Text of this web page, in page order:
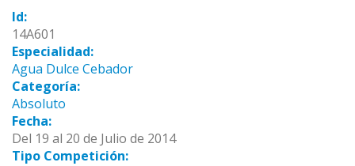
Id:
14A601
Especialidad:
Agua Dulce Cebador
Categoría:
Absoluto
Fecha:
Del 19 al 20 de Julio de 2014
Tipo Competición: